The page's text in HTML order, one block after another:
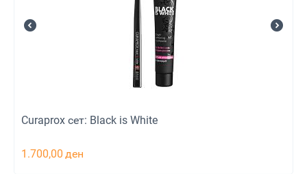
Curaprox сет: Black is White
1.700,00 ден